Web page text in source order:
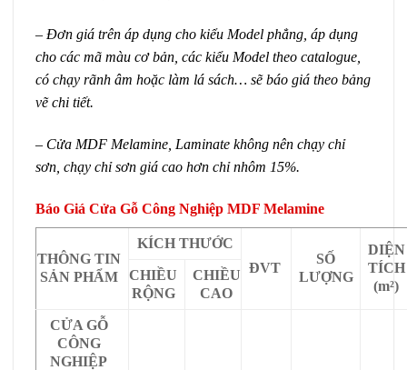
– Đơn giá trên áp dụng cho kiểu Model phẳng, áp dụng
cho các mã màu cơ bản, các kiểu Model theo catalogue,
có chạy rãnh âm hoặc làm lá sách… sẽ báo giá theo bảng
vẽ chi tiết.
– Cửa MDF Melamine, Laminate không nên chạy chỉ
sơn, chạy chỉ sơn giá cao hơn chỉ nhôm 15%.
Báo Giá Cửa Gỗ Công Nghiệp MDF Melamine
THÔNG TIN
SẢN PHẨM
KÍCH THƯỚC
ĐVT
SỐ
LƯỢNG
DIỆN
TÍCH
(m²)
CHIỀU
RỘNG
CHIỀU
CAO
CỬA GỖ
CÔNG
NGHIỆP